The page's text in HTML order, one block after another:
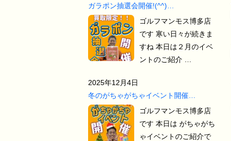
ガラポン抽選会開催!(^^)…
ゴルフマンモス博多店
です 寒い日々が続きま
すね 本日は２月のイベ
ントのご紹介 …
2025年12月4日
冬のがちゃがちゃイベント開催…
ゴルフマンモス博多店
です 本日は がちゃがち
ゃイベントのご紹介で